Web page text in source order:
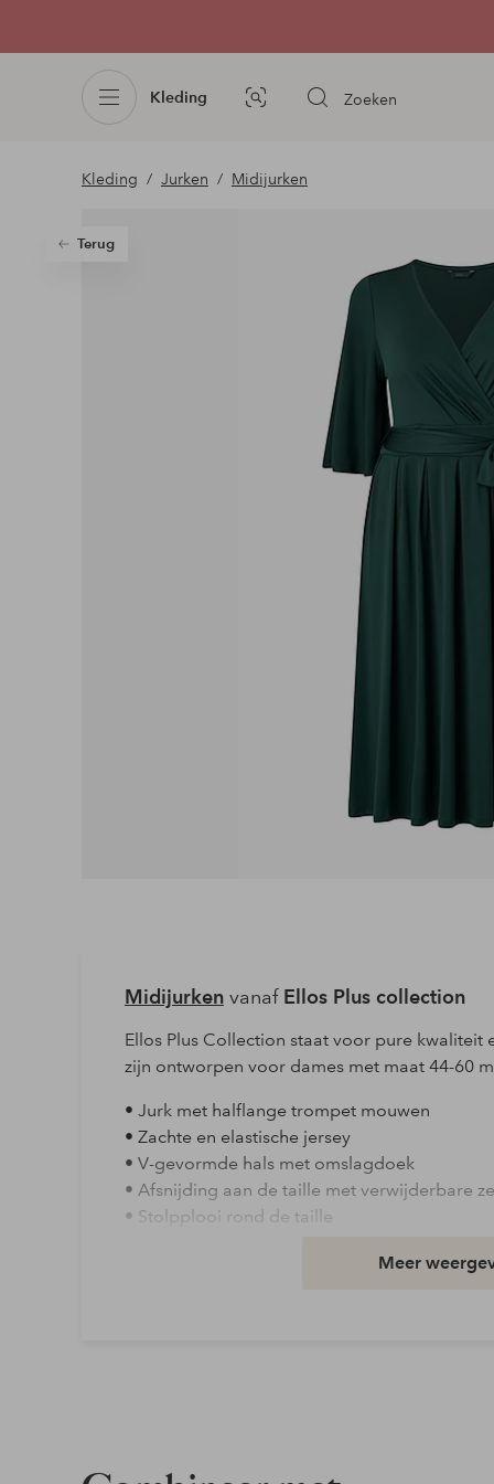
Kleding
Afbeelding
Zoeken
Kleding Jurken Midijurken
Terug
Midijurkenvanaf Ellos Plus collection
Ellos Plus Collection staat voor pure kwaliteit
zijn ontworpen voor dames met maat 44-60
• Jurk met halflange trompet mouwen
• Zachte en elastische jersey
• V-gevormde hals met omslagdoek
• Afsnijding aan de taille met verwijderbare
• Stolpplooi rond de taille
Pasvorm: Regular
Meer